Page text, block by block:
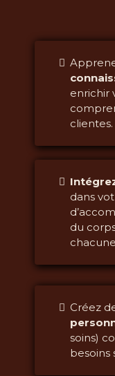
enrichir
clientes.
dans
du
Créez
soins)
besoins